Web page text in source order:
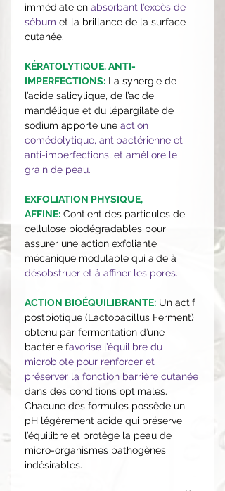
immédiate en absorbant l’excès de
sébum et la brillance de la surface
cutanée.
KÉRATOLYTIQUE, ANTI-
IMPERFECTIONS: La synergie de
l’acide salicylique, de l’acide
mandélique et du lépargilate de
sodium apporte une action
comédolytique, antibactérienne et
anti-imperfections, et améliore le
grain de peau.
EXFOLIATION PHYSIQUE,
AFFINE: Contient des particules de
cellulose biodégradables pour
assurer une action exfoliante
mécanique modulable qui aide à
désobstruer et à affiner les pores.
ACTION BIOÉQUILIBRANTE: Un actif
postbiotique (Lactobacillus Ferment)
obtenu par fermentation d’une
bactérie favorise l’équilibre du
microbiote pour renforcer et
préserver la fonction barrière cutanée
dans des conditions optimales.
Chacune des formules possède un
pH légèrement acide qui préserve
l’équilibre et protège la peau de
micro-organismes pathogènes
indésirables.